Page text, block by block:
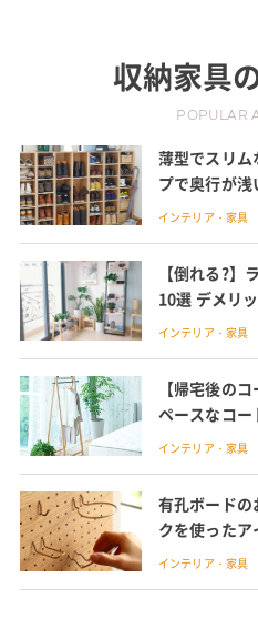
収納家具
POPULAR
薄型でスリム
プで奥行が
インテリア・家具
【倒れる?】
10選 デメリ
インテリア・家具
【帰宅後の
ペースなコー
インテリア・家具
有孔ボードの
クを使った
インテリア・家具